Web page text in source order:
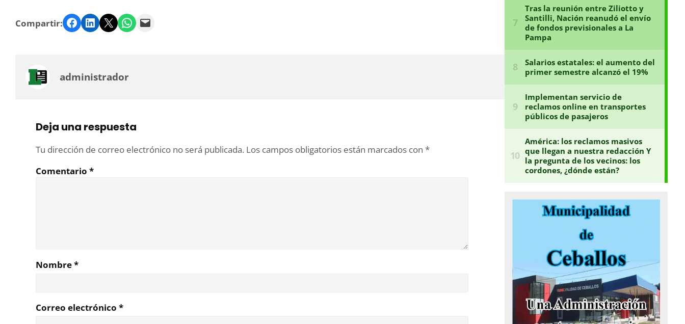
Compartir: Facebook LinkedIn Twitter WhatsApp Email
administrador
Deja una respuesta
Tu dirección de correo electrónico no será publicada. Los campos obligatorios están marcados con *
Comentario *
Nombre*
Correo electrónico *